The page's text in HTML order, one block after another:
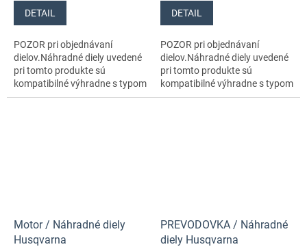
DETAIL
POZOR pri objednávaní
dielov.Náhradné diely uvedené
pri tomto produkte sú
kompatibilné výhradne s typom
stroja s číslom 970727701
DETAIL
POZOR pri objednávaní
dielov.Náhradné diely uvedené
pri tomto produkte sú
kompatibilné výhradne s typom
stroja s číslom 970727701
Motor / Náhradné diely
Husqvarna
PREVODOVKA / Náhradné
diely Husqvarna